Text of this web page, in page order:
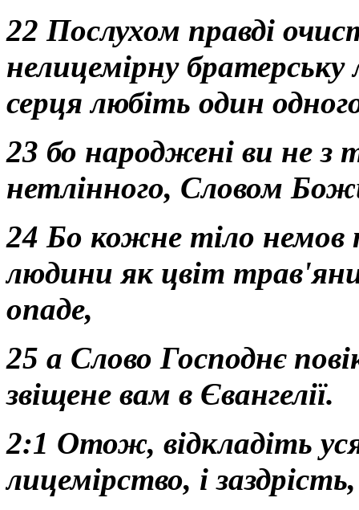
22 Послухом правді
нелицемірну братерську
серця любіть один
23 бо народжені ви не з
нетлінного, Словом
24 Бо кожне тіло немов
людини як цвіт
опаде,
25 а Слово Господнє
звіщене вам в Євангелії.
2:1 Отож, відкладіть
лицемірство, і